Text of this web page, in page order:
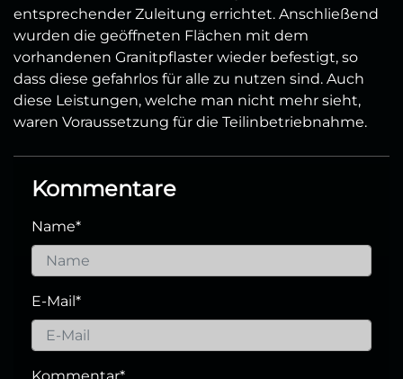
entsprechender Zuleitung errichtet. Anschließend
wurden die geöffneten Flächen mit dem
vorhandenen Granitpflaster wieder befestigt, so
dass diese gefahrlos für alle zu nutzen sind. Auch
diese Leistungen, welche man nicht mehr sieht,
waren Voraussetzung für die Teilinbetriebnahme.
Kommentare
Name*
E-Mail*
Kommentar*